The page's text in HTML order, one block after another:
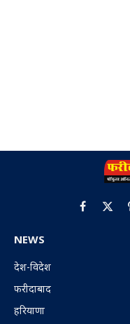
Facebook
X
NEWS
देश-विदेश
फरीदाबाद
हरियाणा